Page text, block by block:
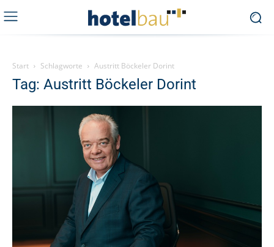
Start Schlagworte Austritt Böckeler Dorint
Tag: Austritt Böckeler Dorint